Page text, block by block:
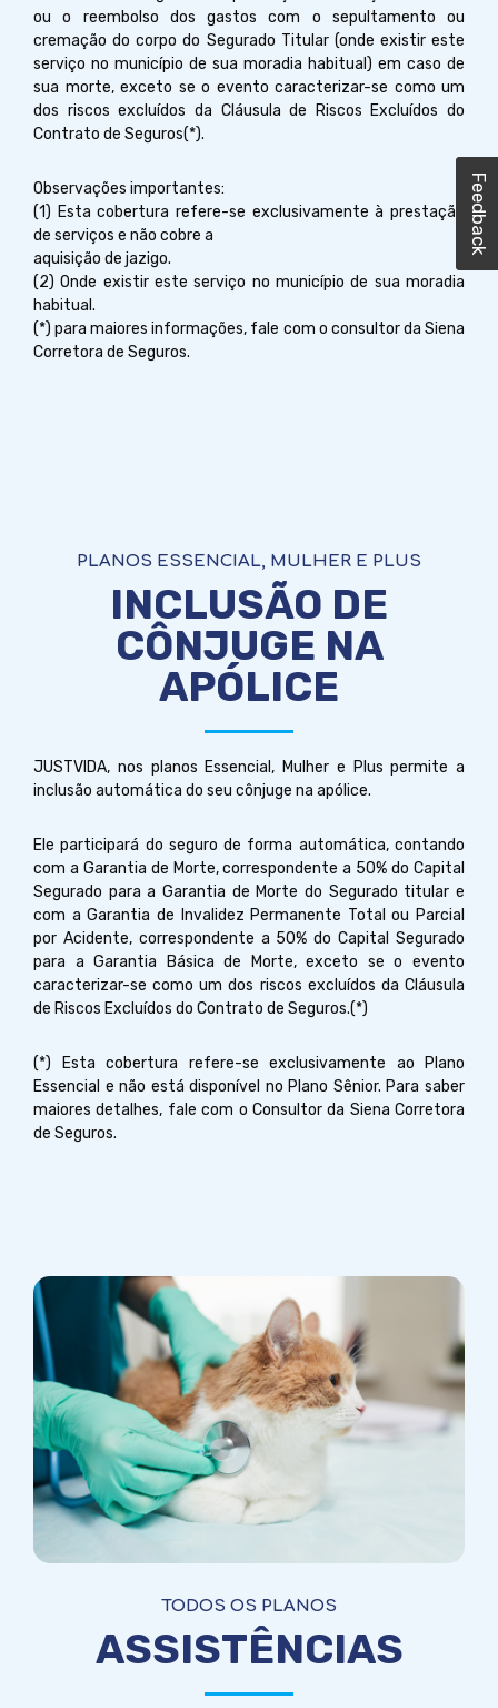
ou o reembolso dos gastos com o sepultamento ou
cremação do corpo do Segurado Titular (onde existir este
serviço no município de sua moradia habitual) em caso de
sua morte, exceto se o evento caracterizar-se como um
dos riscos excluídos da Cláusula de Riscos Excluídos do
Contrato de Seguros(*).
Observações importantes:
(1) Esta cobertura refere-se exclusivamente à prestação
de serviços e não cobre a
aquisição de jazigo.
(2) Onde existir este serviço no município de sua moradia
habitual.
(*) para maiores informações, fale com o consultor da Siena
Corretora de Seguros.
PLANOS ESSENCIAL, MULHER E PLUS
INCLUSÃO DE
CÔNJUGE NA
APÓLICE
JUSTVIDA, nos planos Essencial, Mulher e Plus permite a
inclusão automática do seu cônjuge na apólice.
Ele participará do seguro de forma automática, contando
com a Garantia de Morte, correspondente a 50% do Capital
Segurado para a Garantia de Morte do Segurado titular e
com a Garantia de Invalidez Permanente Total ou Parcial
por Acidente, correspondente a 50% do Capital Segurado
para a Garantia Básica de Morte, exceto se o evento
caracterizar-se como um dos riscos excluídos da Cláusula
de Riscos Excluídos do Contrato de Seguros.(*)
(*) Esta cobertura refere-se exclusivamente ao Plano
Essencial e não está disponível no Plano Sênior. Para saber
maiores detalhes, fale com o Consultor da Siena Corretora
de Seguros.
TODOS OS PLANOS
ASSISTÊNCIAS
Feedback
Feedback